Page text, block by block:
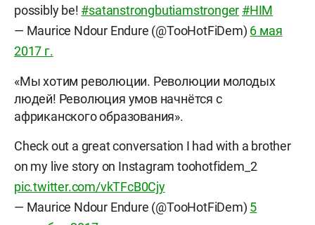
possibly be! #satanstrongbutiamstronger #HIM
— Maurice Ndour Endure (@TooHotFiDem) 6 мая
2017 г.
«Мы хотим революции. Революции молодых
людей! Революция умов начнётся с
африканского образования».
Check out a great conversation I had with a brother
on my live story on Instagram toohotfidem_2
pic.twitter.com/vkTFcB0Cjy
— Maurice Ndour Endure (@TooHotFiDem) 5